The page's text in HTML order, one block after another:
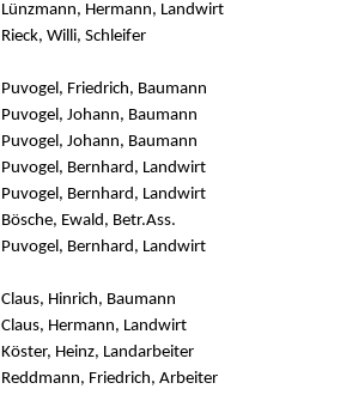
Lünzmann, Hermann, Landwirt
Rieck, Willi, Schleifer
Puvogel, Friedrich, Baumann
Puvogel, Johann, Baumann
Puvogel, Johann, Baumann
Puvogel, Bernhard, Landwirt
Puvogel, Bernhard, Landwirt
Bösche, Ewald, Betr.Ass.
Puvogel, Bernhard, Landwirt
Claus, Hinrich, Baumann
Claus, Hermann, Landwirt
Köster, Heinz, Landarbeiter
Reddmann, Friedrich, Arbeiter